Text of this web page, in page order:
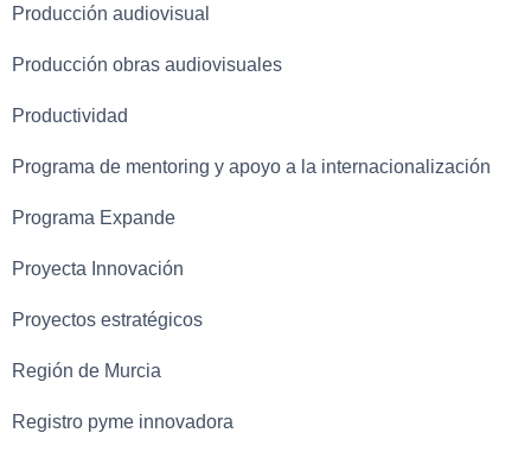
Producción audiovisual
Producción obras audiovisuales
Productividad
Programa de mentoring y apoyo a la internacionalización
Programa Expande
Proyecta Innovación
Proyectos estratégicos
Región de Murcia
Registro pyme innovadora